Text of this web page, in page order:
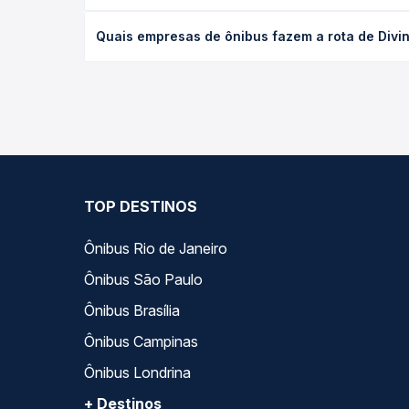
tipo de poltrona e a antecedência da compra. Na
Quais empresas de ônibus fazem a rota de
TOP DESTINOS
Ônibus Rio de Janeiro
Ônibus São Paulo
Ônibus Brasília
Ônibus Campinas
Ônibus Londrina
+ Destinos